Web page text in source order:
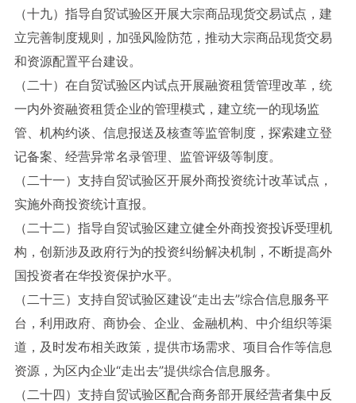
（十九）指导自贸试验区开展大宗商品现货交易试点，建
立完善制度规则，加强风险防范，推动大宗商品现货交易
和资源配置平台建设。
（二十）在自贸试验区内试点开展融资租赁管理改革，统
一内外资融资租赁企业的管理模式，建立统一的现场监
管、机构约谈、信息报送及核查等监管制度，探索建立登
记备案、经营异常名录管理、监管评级等制度。
（二十一）支持自贸试验区开展外商投资统计改革试点，
实施外商投资统计直报。
（二十二）指导自贸试验区建立健全外商投资投诉受理机
构，创新涉及政府行为的投资纠纷解决机制，不断提高外
国投资者在华投资保护水平。
（二十三）支持自贸试验区建设“走出去”综合信息服务平
台，利用政府、商协会、企业、金融机构、中介组织等渠
道，及时发布相关政策，提供市场需求、项目合作等信息
资源，为区内企业“走出去”提供综合信息服务。
（二十四）支持自贸试验区配合商务部开展经营者集中反